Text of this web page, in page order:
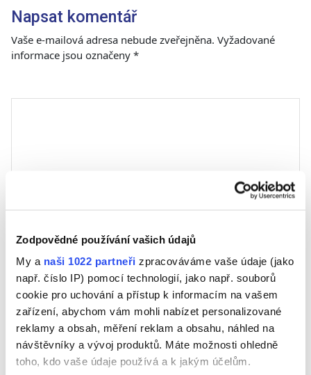
Zodpovědné používání vašich údajů
My a naši 1022 partneři zpracováváme vaše údaje (jako
např. číslo IP) pomocí technologií, jako např. souborů
cookie pro uchování a přístup k informacím na vašem
zařízení, abychom vám mohli nabízet personalizované
reklamy a obsah, měření reklam a obsahu, náhled na
návštěvníky a vývoj produktů. Máte možnosti ohledně
toho, kdo vaše údaje používá a k jakým účelům.
Napsat komentář
Vaše e-mailová adresa nebude zveřejněna. Vyžadované
informace jsou označeny *
Jméno
E-mail